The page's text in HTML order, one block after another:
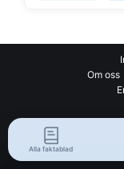
Om oss
Alla faktablad